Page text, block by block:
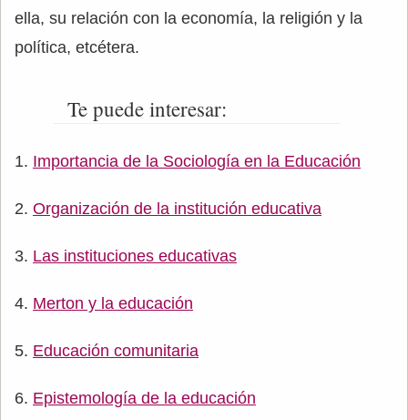
ella, su relación con la economía, la religión y la
política, etcétera.
Te puede interesar:
Importancia de la Sociología en la Educación
Organización de la institución educativa
Las instituciones educativas
Merton y la educación
Educación comunitaria
Epistemología de la educación